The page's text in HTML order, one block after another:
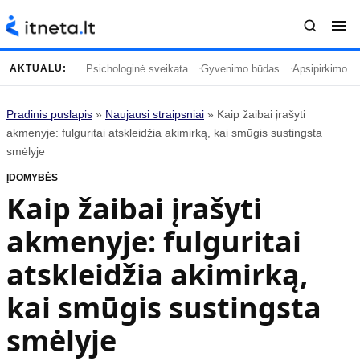
Turinys
Naujausi straipsniai
Gyvenimas
Įdomybės
Mada
Namai ir interjeras
Temos
Technologijos
Gyvenimo būdas
Vasaros mada
Tėvai ir vaikai
Populiaru
AKTUALU: Psichologinė sveikata Gyvenimo būdas Apsipirkimo
Pradinis puslapis » Naujausi straipsniai » Kaip žaibai įrašyti
akmenyje: fulguritai atskleidžia akimirką, kai smūgis sustingsta
smėlyje
ĮDOMYBĖS
Kaip žaibai įrašyti
akmenyje: fulguritai
atskleidžia akimirką,
kai smūgis sustingsta
smėlyje